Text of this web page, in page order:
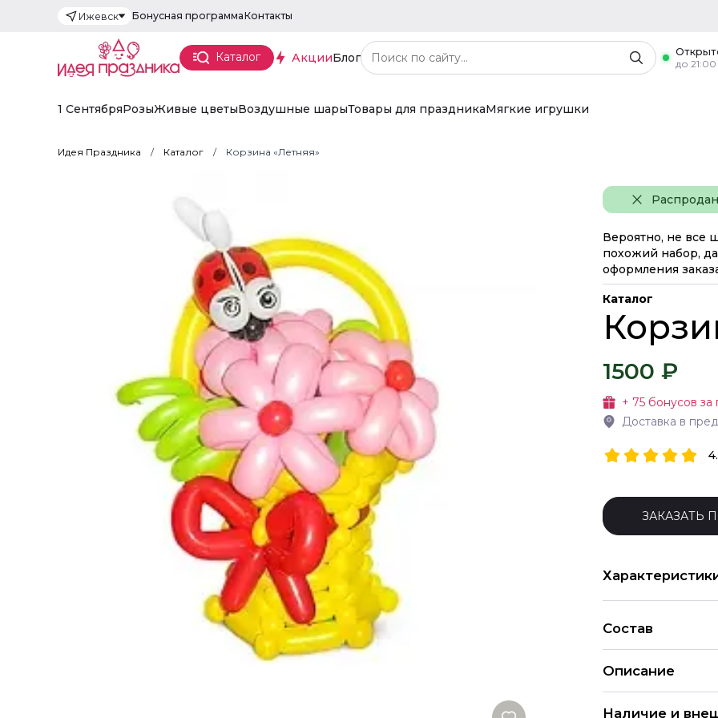
Ижевск Бонусная программаКонтакты
Каталог АкцииБлог
до 21:00
1 СентябряРозыЖивые цветыВоздушные шарыТовары для праздникаМягкие игрушки
Идея Праздника Каталог Корзина «Летняя»
Распродан
Вероятно, не все
похожий набор,
оформления
Каталог
1500 ₽
+ 75 бонусов за
Доставка в
ЗАКАЗАТЬ
Состав
Описание
Наличие и